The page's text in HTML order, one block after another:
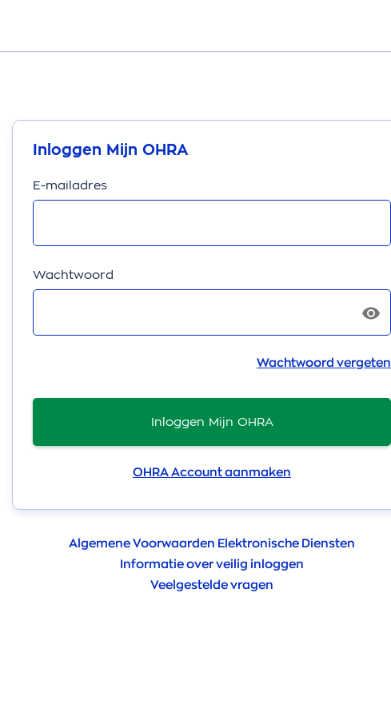
Inloggen Mijn OHRA
E-mailadres
Wachtwoord
Wachtwoord vergeten
Inloggen Mijn OHRA
OHRA Account aanmaken
Algemene Voorwaarden Elektronische Diensten
Informatie over veilig inloggen
Veelgestelde vragen